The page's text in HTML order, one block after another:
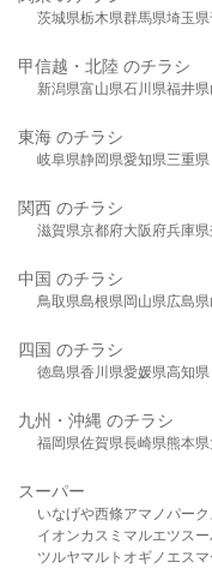
茨城県栃木県群馬県埼玉県
甲信越・北陸 のチラシ
新潟県富山県石川県福井県
東海 のチラシ
岐阜県静岡県愛知県三重県
関西 のチラシ
滋賀県京都府大阪府兵庫県
中国 のチラシ
鳥取県島根県岡山県広島県
四国 のチラシ
徳島県香川県愛媛県高知県
九州・沖縄 のチラシ
福岡県佐賀県長崎県熊本県
スーパー
いなげや西條アマノパーク
イオンカスミ マルエツス
ツルヤマルト オギノ エスマ